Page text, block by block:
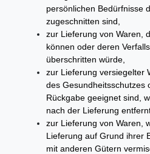
persönlichen Bedürfnisse
zugeschnitten sind,
zur Lieferung von Waren,
können oder deren
überschritten würde,
zur Lieferung versiegelter
des Gesundheitsschutzes
Rückgabe geeignet sind,
nach der Lieferung
zur Lieferung von Waren,
Lieferung auf Grund ihrer
mit anderen Gütern